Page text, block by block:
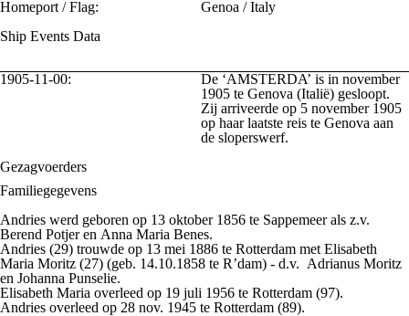
Homeport / Flag:
Genoa / Italy
Ship Events Data
1905-11-00:
De ‘AMSTERDA’ is in november
1905 te Genova (Italië) gesloopt.
Zij arriveerde op 5 november 1905
op haar laatste reis te Genova aan
de sloperswerf.
Gezagvoerders
Familiegegevens
Andries werd geboren op 13 oktober 1856 te Sappemeer als z.v.
Berend Potjer en Anna Maria Benes.
Andries (29) trouwde op 13 mei 1886 te Rotterdam met Elisabeth
Maria Moritz (27) (geb. 14.10.1858 te R’dam) - d.v. Adrianus Moritz
en Johanna Punselie.
Elisabeth Maria overleed op 19 juli 1956 te Rotterdam (97).
Andries overleed op 28 nov. 1945 te Rotterdam (89).